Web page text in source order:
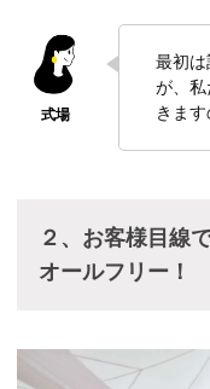
最初
が、
きま
２、お客様目線
オールフリー！